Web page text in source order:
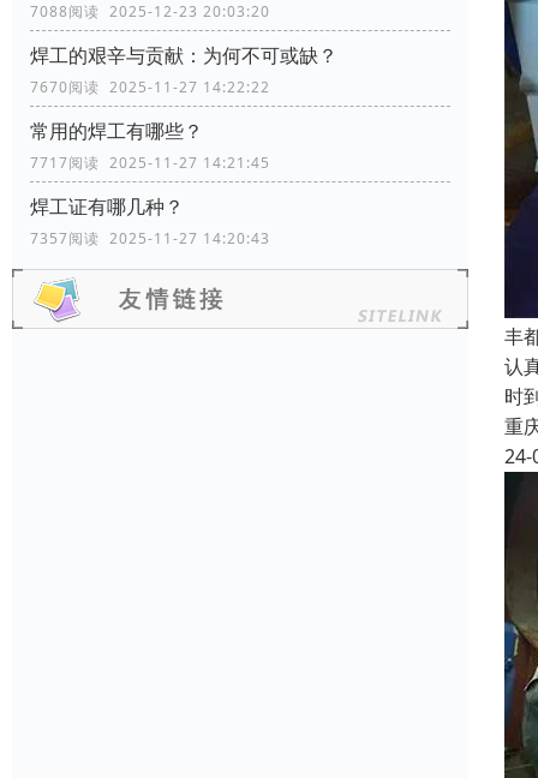
7088阅读 2025-12-23 20:03:20
焊工的艰辛与贡献：为何不可或缺？
7670阅读 2025-11-27 14:22:22
常用的焊工有哪些？
7717阅读 2025-11-27 14:21:45
焊工证有哪几种？
7357阅读 2025-11-27 14:20:43
丰
认
时
重
24-